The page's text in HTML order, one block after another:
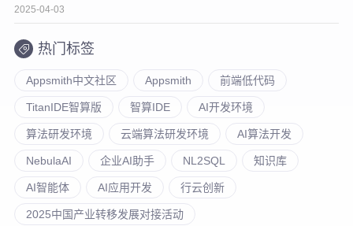
2025-04-03
热门标签
Appsmith中文社区 Appsmith 前端低代码
TitanIDE智算版 智算IDE AI开发环境
算法研发环境 云端算法研发环境 AI算法开发
NebulaAI 企业AI助手 NL2SQL 知识库
AI智能体 AI应用开发 行云创新
2025中国产业转移发展对接活动